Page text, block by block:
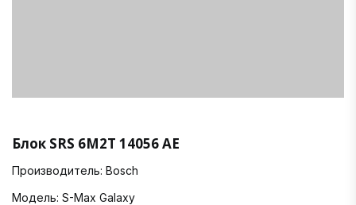
Блок SRS 6M2T 14056 AE
Производитель: Bosch
Модель: S-Max Galaxy